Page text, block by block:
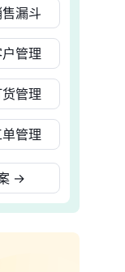
漏斗
管理
管理
管理
→